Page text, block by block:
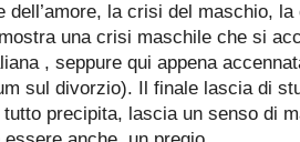
dell’amore, la crisi del maschio, la
una crisi maschile che si
, seppure qui appena
sul divorzio). Il finale lascia di
precipita, lascia un senso di